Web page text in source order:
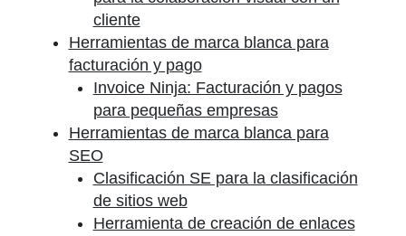
cliente
Herramientas de marca blanca para
facturación y pago
Invoice Ninja: Facturación y pagos
para pequeñas empresas
Herramientas de marca blanca para
SEO
Clasificación SE para la clasificación
de sitios web
Herramienta de creación de enlaces